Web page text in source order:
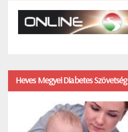
Heves Megyei Diabetes Szövetség